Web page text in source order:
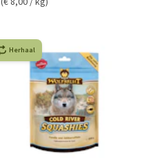
Herhaal